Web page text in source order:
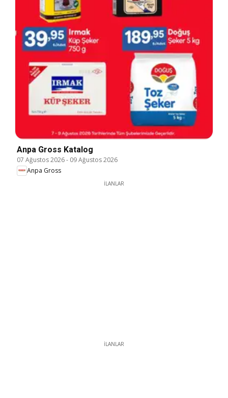
Anpa Gross Katalog
07 Ağustos 2026- 09 Ağustos 2026
Anpa Gross
İLANLAR
İLANLAR